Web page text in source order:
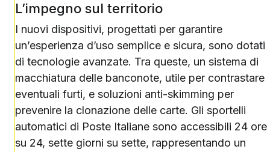
L’impegno sul territorio
I nuovi dispositivi, progettati per garantire
un’esperienza d’uso semplice e sicura, sono dotati
di tecnologie avanzate. Tra queste, un sistema di
macchiatura delle banconote, utile per contrastare
eventuali furti, e soluzioni anti-skimming per
prevenire la clonazione delle carte. Gli sportelli
automatici di Poste Italiane sono accessibili 24 ore
su 24, sette giorni su sette, rappresentando un